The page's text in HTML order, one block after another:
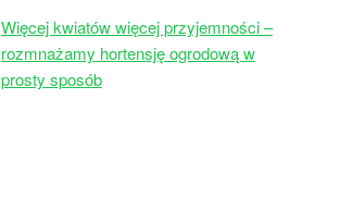
Więcej kwiatów więcej przyjemności –
rozmnażamy hortensję ogrodową w
prosty sposób